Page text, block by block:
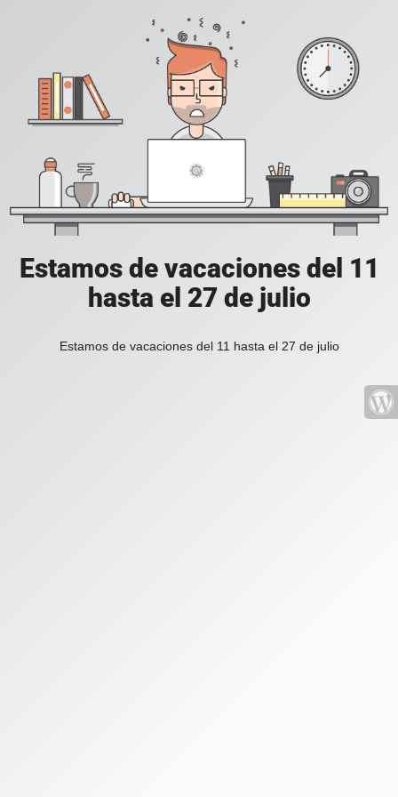
Estamos de vacaciones del 11
hasta el 27 de julio
Estamos de vacaciones del 11 hasta el 27 de julio